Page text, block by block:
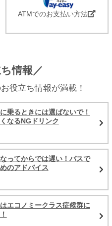
ATMでのお支払い方法
情報／
役立ち情報が満載！
乗るときには選ばないで！
なるNGドリンク
ってからでは遅い！バスで
のアドバイス
エコノミークラス症候群に